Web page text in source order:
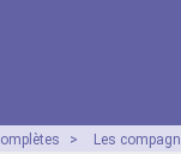
> Les